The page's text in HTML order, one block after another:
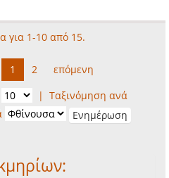
για 1-10 από 15.
1 2
επόμενη
| Ταξινόμηση ανά